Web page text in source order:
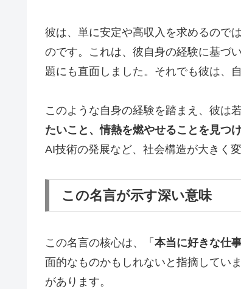
彼は、単に安定や高収入を求めるのでは
のです。これは、彼自身の経験に基づ
題にも直面しました。それでも彼は、
このような自身の経験を踏まえ、彼は
たいこと、情熱を燃やせることを見つ
AI技術の発展など、社会構造が大きく
この名言が示す深い意味
この名言の核心は、「 本当に好きな仕
面的なものかもしれないと指摘してい
があります。